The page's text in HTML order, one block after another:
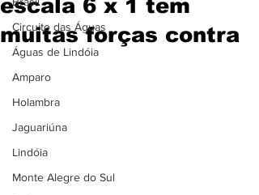
Circuito das Águas
Águas de Lindóia
Amparo
Holambra
Jaguariúna
Lindóia
Monte Alegre do Sul
escala 6 x 1 tem
muitas forças contra